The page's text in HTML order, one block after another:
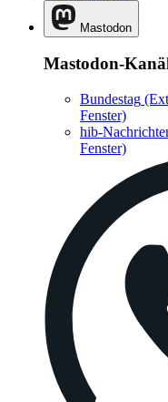
Mastodon
Mastodon-
Bundestag
Fenster)
hib-
Fenster)